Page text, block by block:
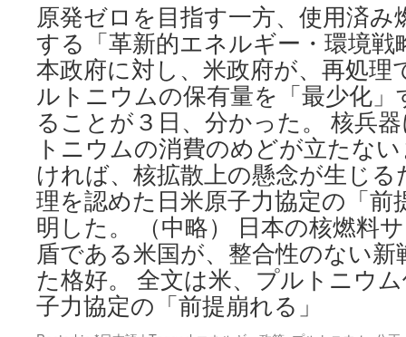
民
が
帰
郷
す
る
ま
で
150
年！-57
万
ベ
ク
レ
の
正
原発ゼロを目指す一方、使用済み
する「革新的エネルギー・環境戦
本政府に対し、米政府が、再処理
ルトニウムの保有量を「最少化
ることが３日、分かった。 核兵
トニウムの消費のめどが立たな
ければ、核拡散上の懸念が生じ
理を認めた日米原子力協定の「前
明した。 （中略） 日本の核燃料
盾である米国が、整合性のない
た格好。 全文は米、プルトニウ
子力協定の「前提崩れる」